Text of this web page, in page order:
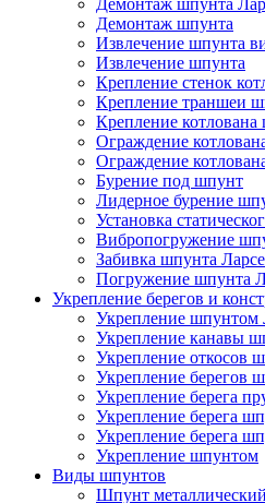
Демонтаж шпунта
Демонтаж шпунта
Извлечение шпунта
Извлечение шпунта
Крепление стенок
Крепление траншеи
Крепление
Ограждение
Ограждение
Бурение под шпунт
Лидерное бурение
Установка
Вибропогружение
Забивка шпунта
Погружение шпунта
Укрепление берегов и
Укрепление шпунтом
Укрепление канавы
Укрепление откосов
Укрепление берегов
Укрепление берега
Укрепление берега
Укрепление берега
Укрепление шпунтом
Виды шпунтов
Шпунт металлический